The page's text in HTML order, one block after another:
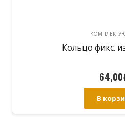
Кольцо фикс.
64,00
В